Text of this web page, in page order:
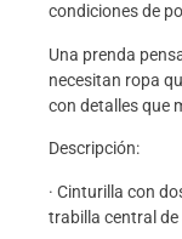
condiciones de
Una prenda
necesitan ropa
con detalles que
Descripción:
· Cinturilla con
trabilla central de